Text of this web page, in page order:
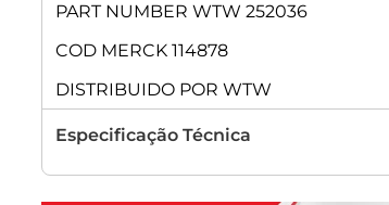
PART NUMBER WTW 252036
COD MERCK 114878
DISTRIBUIDO POR WTW
Especificação Técnica